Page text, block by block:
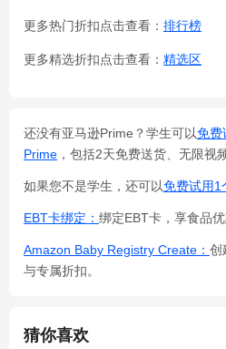
更多热门折扣点击查看： 排行榜
更多精选折扣点击查看： 精选区
还没有亚马逊Prime？学生可以免费
Prime ，包括2天免费送货、无限视
如果您不是学生，还可以免费试用1
EBT卡绑定： 绑定EBT卡，享食品
Amazon Baby Registry Create： 创
与专属折扣。
猜你喜欢